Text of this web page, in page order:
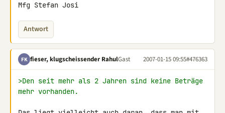
Mfg Stefan Josi
Antwort
FK fieser, klugscheissender RahulGast 2007-01-15 09:55#476363
>Den seit mehr als 2 Jahren sind keine Beträge
mehr vorhanden.